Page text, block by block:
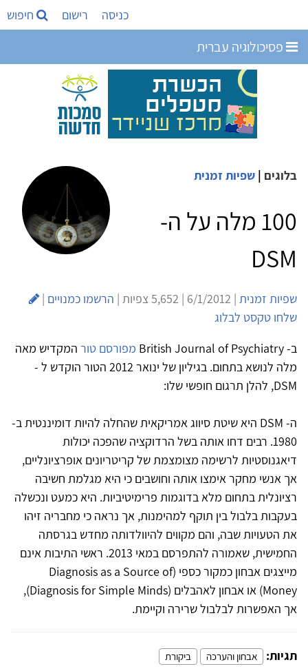
כניסה רישום חיפוש
פסיכולוגיה עברית
בלוגים | שפיות זמנית
100 מלה על ה-
DSM
שפיות זמנית | 6/1/2012 | 5,652 צפיות | הרשמו כמנויים |
שלחו טקסט לבלוג
ב- British Journal of Psychiatry
מפורסם טור המקדיש מאה
מלה לנושא בתחום. בגיליון של ינואר 2012 הטור הוקדש ל -
DSM, להלן תרגום חופשי שלו:
ה- DSM היא שיטת סיווג אמריקאית שהחלה להיות דומיננטית ב-
1980. רבים דחו אותה בשל הרדוקציה שהפכה יכולות
דיאגנוסטיות לרשימה מצומצמת של קריטריונים אופרציונליים,
אך אנשי מחקר אימצו אותה וחושבים כי היא מגלמת חשיבה
רציונלית בתחום מלא בדוגמות פרימיטיביות. היא כמעט ונכשלה
בעקבות בלבול בין תוקף למהימנות, אך נראה כי מחבריה זיהו
את הטעויות שבה, והם מקווים להיוולדותה מחדש בגרסתה
החמישית, שאמורה להתפרסם במאי 2013. ראשי התיבות אינם
מייצגים אבחון כמקור כספי (Diagnosis as a Source of
Money) או אבחון לאהבלים (Diagnosis for Simple Minds),
אך האפשרות לבלבול שרירה וקיימת.
תגיות: אבחון והערכה ביקורת